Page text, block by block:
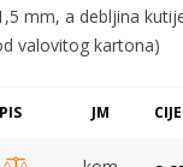
mm, a debljina
valovitog kartona)
JM